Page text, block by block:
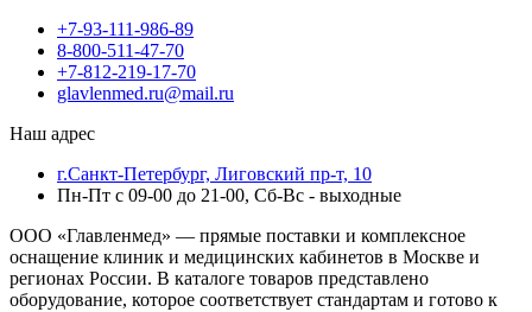
+7-93-111-986-89
8-800-511-47-70
+7-812-219-17-70
glavlenmed.ru@mail.ru
Наш адрес
г.Санкт-Петербург, Лиговский пр-т, 10
Пн-Пт с 09-00 до 21-00, Сб-Вс - выходные
ООО «Главленмед» — прямые поставки и комплексное
оснащение клиник и медицинских кабинетов в Москве и
регионах России. В каталоге товаров представлено
оборудование, которое соответствует стандартам и готово к